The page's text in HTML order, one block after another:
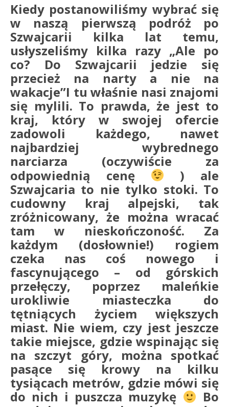
Kiedy postanowiliśmy wybrać się
w naszą pierwszą podróż po
Szwajcarii kilka lat temu,
usłyszeliśmy kilka razy „Ale po
co? Do Szwajcarii jedzie się
przecież na narty a nie na
wakacje”I tu właśnie nasi znajomi
się mylili. To prawda, że jest to
kraj, który w swojej ofercie
zadowoli każdego, nawet
najbardziej wybrednego
narciarza (oczywiście za
odpowiednią cenę
) ale
Szwajcaria to nie tylko stoki. To
cudowny kraj alpejski, tak
zróżnicowany, że można wracać
tam w nieskończoność. Za
każdym (dosłownie!) rogiem
czeka nas coś nowego i
fascynującego – od górskich
przełęczy, poprzez maleńkie
urokliwie miasteczka do
tętniących życiem większych
miast. Nie wiem, czy jest jeszcze
takie miejsce, gdzie wspinając się
na szczyt góry, można spotkać
pasące się krowy na kilku
tysiącach metrów, gdzie mówi się
do nich i puszcza muzykę
Bo